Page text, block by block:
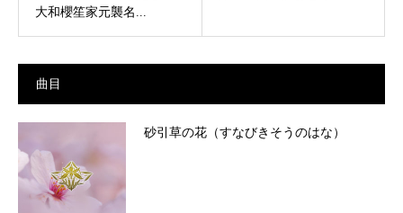
大和櫻笙家元襲名...
曲目
砂引草の花（すなびきそうのはな）